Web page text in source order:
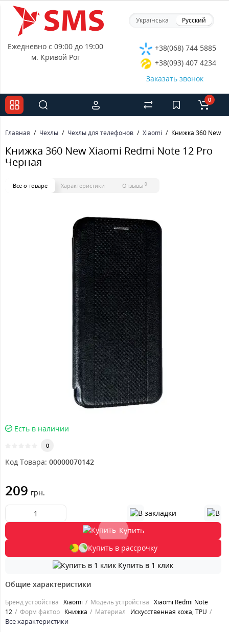
Українська Русский
Ежедневно с 09:00 до 19:00
м. Кривой Рог
+38(068) 744 5885
+38(093) 407 4234
Заказать звонок
0
Главная Чехлы Чехлы для телефонов Xiaomi Книжка 360 New
Книжка 360 New Xiaomi Redmi Note 12 Pro
Черная
Все о товаре Характеристики Отзывы 0
Есть в наличии
0
Код Товара: 00000070142
209 грн.
Купить
Купить в рассрочку
Купить в 1 клик
Общие характеристики
Бренд устройства Xiaomi Модель устройства Xiaomi Redmi Note
12
Форм фактор Книжка Материал Искусственная кожа, TPU
Все характеристики